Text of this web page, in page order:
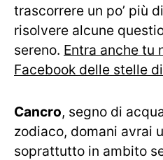
trascorrere un po’ più
risolvere alcune
sereno. Entra anche tu
Facebook delle stelle
Cancro, segno di
zodiaco, domani avrai
soprattutto in ambito